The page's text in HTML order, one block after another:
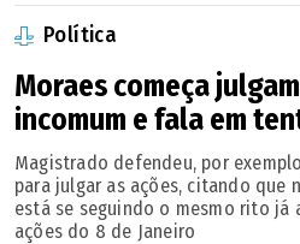
Política
Moraes começa
incomum e fala em
Magistrado defendeu, por
para julgar as ações, citando que
está se seguindo o mesmo rito já
ações do 8 de Janeiro